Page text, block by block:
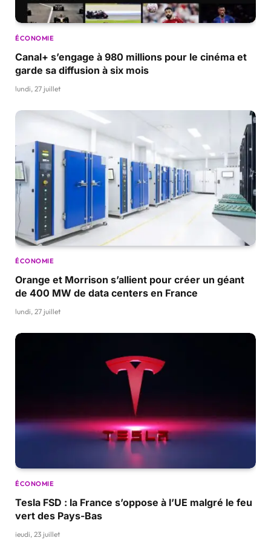
ÉCONOMIE
Canal+ s’engage à 980 millions pour le cinéma et
garde sa diffusion à six mois
lundi, 27 juillet
ÉCONOMIE
Orange et Morrison s’allient pour créer un géant
de 400 MW de data centers en France
lundi, 27 juillet
ÉCONOMIE
Tesla FSD : la France s’oppose à l’UE malgré le feu
vert des Pays-Bas
jeudi, 23 juillet